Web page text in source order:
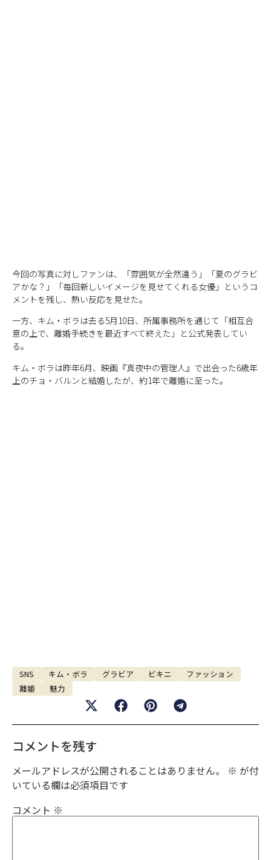
今回の写真に対しファンは、「雰囲気が全然違う」「夏のグラビ
アかな？」「毎回新しいイメージを見せてくれる女優」というコ
メントを残し、熱い反応を見せた。
一方、キム・ボラは去る5月10日、所属事務所を通じて「相互合
意の上で、離婚手続きを最近すべて終えた」と公式発表してい
る。
キム・ボラは昨年6月、映画『真夜中の管理人 』で出会った6歳年
上のチョ・バルンと結婚したが、約1年で離婚に至った。
SNS キム・ボラ グラビア ビキニ
ファッション
離婚
魅力
コメントを残す
メールアドレスが公開されることはありません。 ※ が付
いている欄は必須項目です
コメント ※